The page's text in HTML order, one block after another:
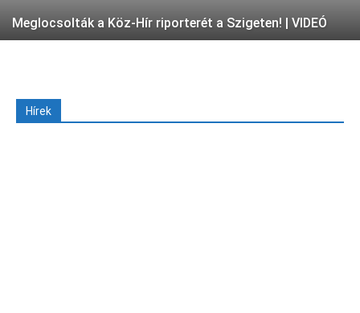
Meglocsolták a Köz-Hír riporterét a Szigeten! | VIDEÓ
Hírek